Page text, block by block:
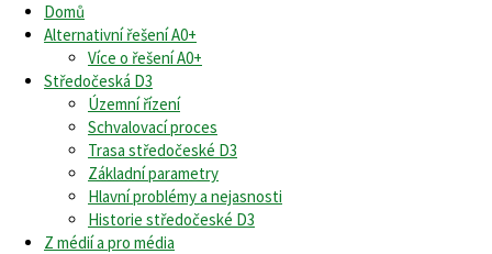
Domů
Alternativní řešení A0+
Více o řešení A0+
Středočeská D3
Územní řízení
Schvalovací proces
Trasa středočeské D3
Základní parametry
Hlavní problémy a nejasnosti
Historie středočeské D3
Z médií a pro média